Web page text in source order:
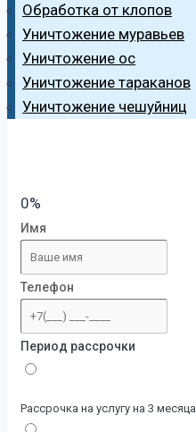
Обработка от клопов
Уничтожение муравьев
Уничтожение ос
Уничтожение тараканов
Уничтожение чешуйниц
0%
Имя
Телефон
Период рассрочки
Рассрочка на услугу на 3 месяца